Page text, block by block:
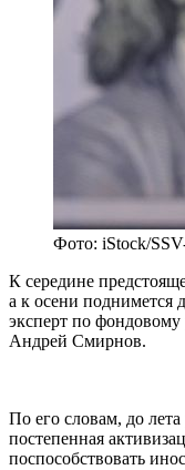
Фото: iStock/
К середине
а к осени поднимется
эксперт по
Андрей Смирнов.
По его словам, до
постепенная
поспособствовать